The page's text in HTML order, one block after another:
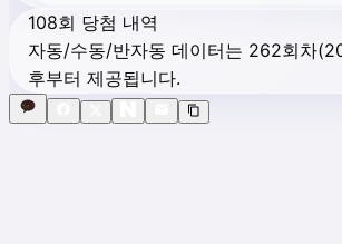
108회 당첨 내역
자동/수동/반자동 데이터는 262회차
후부터 제공됩니다.